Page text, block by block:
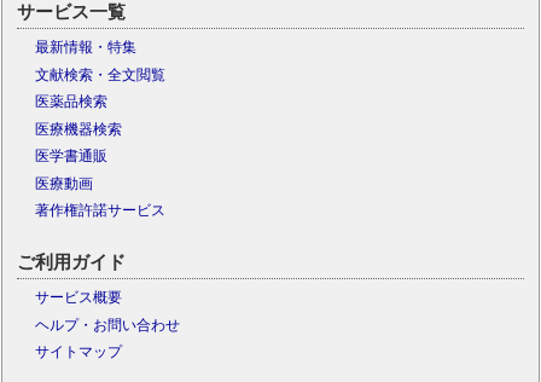
サービス一覧
最新情報・特集
文献検索・全文閲覧
医薬品検索
医療機器検索
医学書通販
医療動画
著作権許諾サービス
ご利用ガイド
サービス概要
ヘルプ・お問い合わせ
サイトマップ